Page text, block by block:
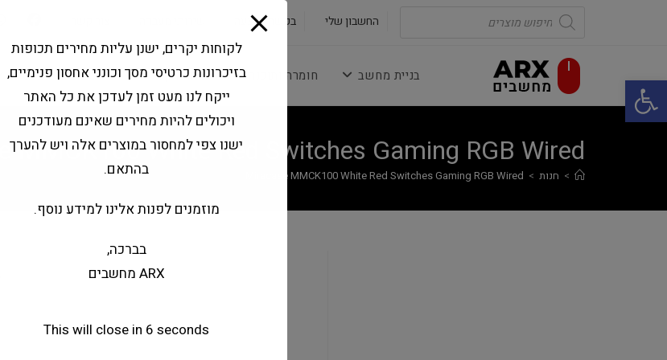
פתח סרגל נגישות
Products
search החשבון שלי בקשה להצעה
בניית מחשב חומרה ותוכנה ציוד היקפי מחשבים וטאבלטים
MMCK100 White Red Switches Gaming RGB Wired
> חנות >
Miracase MMCK100 White Red Switches Gaming RGB Wired
לקוחות יקרים, ישנן עליות מחירים תכופות
בזיכרונות כרטיסי מסך וכונני אחסון פנימיים,
ייקח לנו מעט זמן לעדכן את כל האתר
ויכולים להיות מחירים שאינם מעודכנים
ישנו צפי למחסור במוצרים אלה ויש להערך
בהתאם.
מוזמנים לפנות אלינו למידע נוסף.
בברכה,
ARX מחשבים
This will close in 5 seconds